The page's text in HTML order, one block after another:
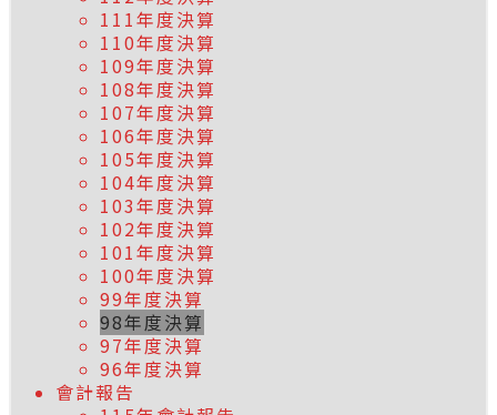
111年度決算
110年度決算
109年度決算
108年度決算
107年度決算
106年度決算
105年度決算
104年度決算
103年度決算
102年度決算
101年度決算
100年度決算
99年度決算
98年度決算
97年度決算
96年度決算
會計報告